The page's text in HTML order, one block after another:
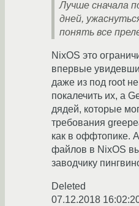
Лучше сначала
дней,
понять все
NixOS это
впервые
даже из под root
покалечить их, а
дядей, которые
требования
как в оффтопике.
файлов в NixOS
заводчику
Deleted
07.12.2018